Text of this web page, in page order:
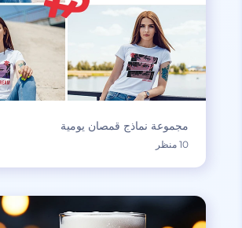
مجموعة نماذج قمصان يومية
10 منظر